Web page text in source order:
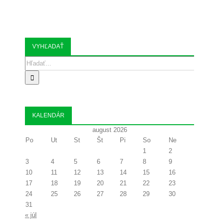
VYHĽADAŤ
Search
for:
KALENDÁR
august 2026
Po
Ut St Št Pi So
Ne
1
2
3
4 5 6 7 8
9
10
11 12 13 14 15
16
17
18 19 20 21 22
23
24
25 26 27 28 29
30
31
« júl